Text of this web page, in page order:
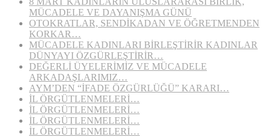
MÜCADELE VE DAYANIŞMA GÜNÜ
OTOKRATLAR, SENDİKADAN VE ÖĞRETMENDEN
KORKAR…
MÜCADELE KADINLARI BİRLEŞTİRİR KADINLAR
DÜNYAYI ÖZGÜRLEŞTİRİR…
DEĞERLİ ÜYELERİMİZ VE MÜCADELE
ARKADAŞLARIMIZ…
AYM’DEN “İFADE ÖZGÜRLÜĞÜ” KARARI…
İL ÖRGÜTLENMELERİ…
İL ÖRGÜTLENMELERİ…
İL ÖRGÜTLENMELERİ…
İL ÖRGÜTLENMELERİ…